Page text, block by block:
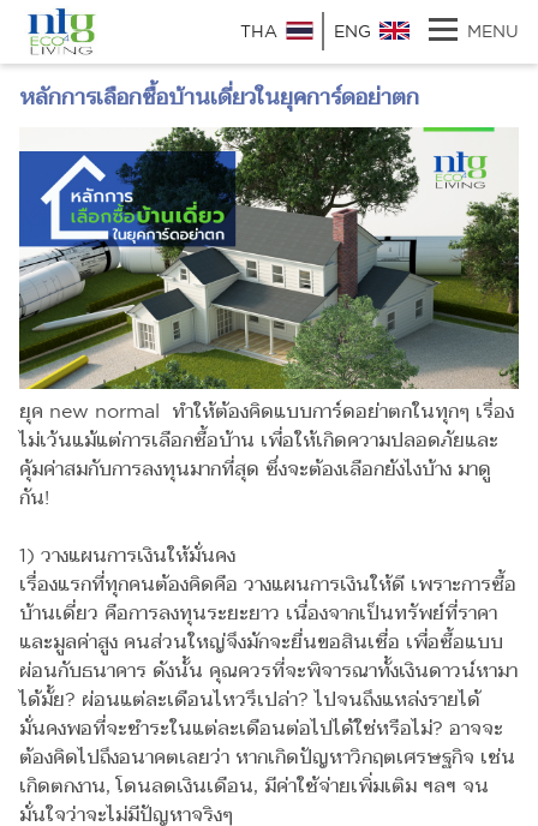
THA ENG MENU
หลักการเลือกซื้อบ้านเดี่ยวในยุคการ์ดอย่าตก
ยุค new normal ทำให้ต้องคิดแบบการ์ดอย่าตกในทุกๆ เรื่อง
ไม่เว้นแม้แต่การเลือกซื้อบ้าน เพื่อให้เกิดความปลอดภัยและ
คุ้มค่าสมกับการลงทุนมากที่สุด ซึ่งจะต้องเลือกยังไงบ้าง มาดู
กัน!
1) วางแผนการเงินให้มั่นคง
เรื่องแรกที่ทุกคนต้องคิดคือ วางแผนการเงินให้ดี เพราะการซื้อ
บ้านเดี่ยว คือการลงทุนระยะยาว เนื่องจากเป็นทรัพย์ที่ราคา
และมูลค่าสูง คนส่วนใหญ่จึงมักจะยื่นขอสินเชื่อ เพื่อซื้อแบบ
ผ่อนกับธนาคาร ดังนั้น คุณควรที่จะพิจารณาทั้งเงินดาวน์หามา
ได้มั้ย? ผ่อนแต่ละเดือนไหวรึเปล่า? ไปจนถึงแหล่งรายได้
มั่นคงพอที่จะชำระในแต่ละเดือนต่อไปได้ใช่หรือไม่? อาจจะ
ต้องคิดไปถึงอนาคตเลยว่า หากเกิดปัญหาวิกฤตเศรษฐกิจ เช่น
เกิดตกงาน, โดนลดเงินเดือน, มีค่าใช้จ่ายเพิ่มเติม ฯลฯ จน
มั่นใจว่าจะไม่มีปัญหาจริงๆ